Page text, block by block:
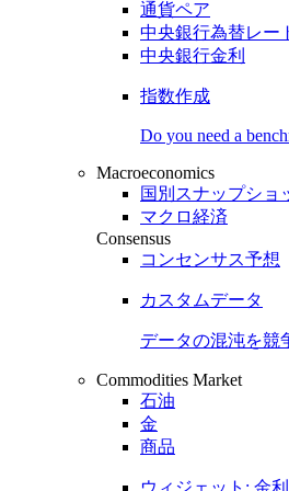
通貨ペア
中央銀行為替レー
中央銀行金利
指数作成
Do you need a
Macroeconomics
国別スナップショ
マクロ経済
Consensus
コンセンサス予想
カスタムデータ
データの混沌を競
Commodities Market
石油
金
商品
ウィジェット: 金